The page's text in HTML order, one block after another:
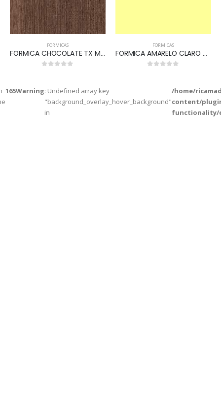
FORMICAS
FORMICA CHOCOLATE TX M 405
FORMICAS
FORMICA AMARELO CLARO TX L105
165Warning: Undefined array key
"background_overlay_hover_background"
in
/home/
content/
functionality/